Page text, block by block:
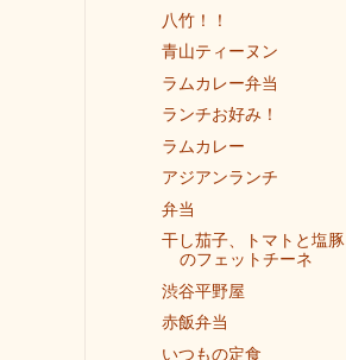
八竹！！
青山ティーヌン
ラムカレー弁当
ランチお好み！
ラムカレー
アジアンランチ
弁当
干し茄子、トマトと塩豚
のフェットチーネ
渋谷平野屋
赤飯弁当
いつもの定食